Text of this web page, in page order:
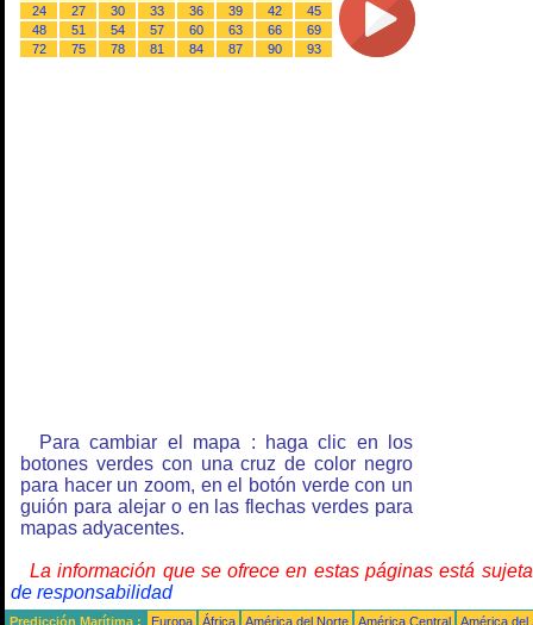
24
27 30 33 36 39 42
45
48
51 54 57 60 63 66
69
72
75 78 81 84 87 90 93
Para cambiar el mapa : haga clic en los
botones verdes con una cruz de color negro
para hacer un zoom, en el botón verde con un
guión para alejar o en las flechas verdes para
mapas adyacentes.
La información que se ofrece en estas páginas está
de responsabilidad
Predicción Marítima : Europa África América del Norte América Central
América del